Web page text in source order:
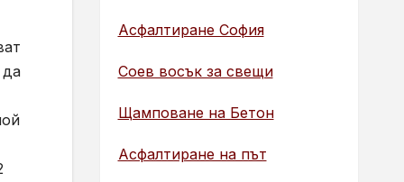
да
Асфалтиране София
Соев восък за свещи
Щамповане на Бетон
Асфалтиране на път